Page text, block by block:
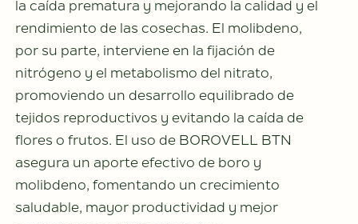
la caída prematura y mejorando la calidad y el
rendimiento de las cosechas. El molibdeno,
por su parte, interviene en la fijación de
nitrógeno y el metabolismo del nitrato,
promoviendo un desarrollo equilibrado de
tejidos reproductivos y evitando la caída de
flores o frutos. El uso de BOROVELL BTN
asegura un aporte efectivo de boro y
molibdeno, fomentando un crecimiento
saludable, mayor productividad y mejor